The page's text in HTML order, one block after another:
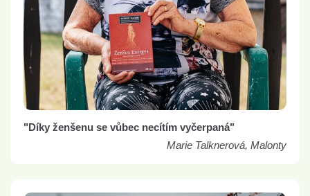
"Díky ženšenu se vůbec necítím vyčerpaná"
Marie Talknerová, Malonty